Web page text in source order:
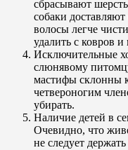
сбрасывают
собаки
волосы легче
удалить с ковров и
Исключительные
слюнявому
мастифы склонны
четвероногим
убирать.
Наличие детей в
Очевидно, что
не следует